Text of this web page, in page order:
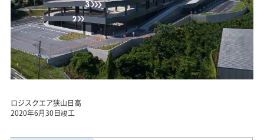
ロジスクエア狭山日高
2020年6月30日竣工